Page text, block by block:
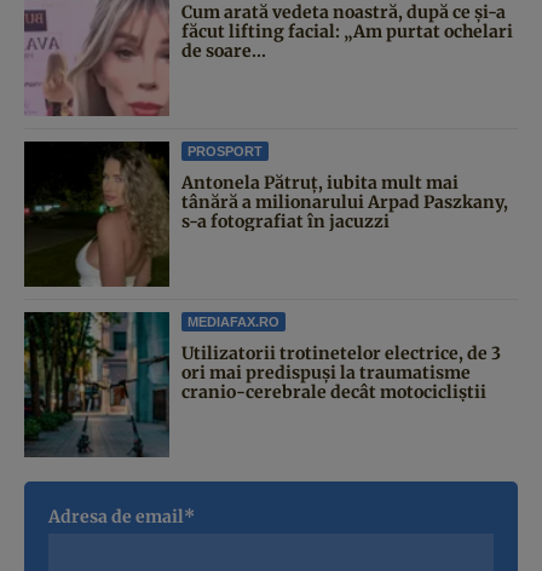
Cum arată vedeta noastră, după ce și-a
făcut lifting facial: „Am purtat ochelari
de soare...
PROSPORT
Antonela Pătruț, iubita mult mai
tânără a milionarului Arpad Paszkany,
s-a fotografiat în jacuzzi
MEDIAFAX.RO
Utilizatorii trotinetelor electrice, de 3
ori mai predispuși la traumatisme
cranio-cerebrale decât motocicliștii
Adresa de email*